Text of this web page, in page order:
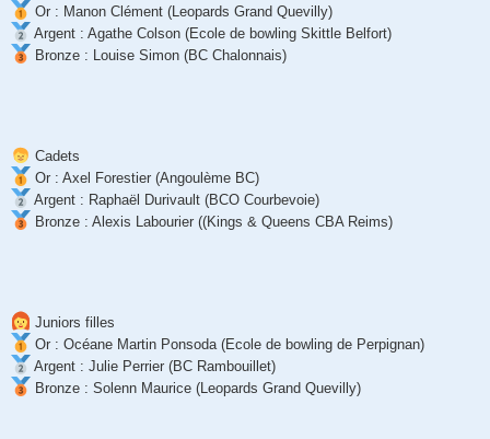
Or : Manon Clément (Leopards Grand Quevilly)
Argent : Agathe Colson (Ecole de bowling Skittle Belfort)
Bronze : Louise Simon (BC Chalonnais)
Cadets
Or : Axel Forestier (Angoulème BC)
Argent : Raphaël Durivault (BCO Courbevoie)
Bronze : Alexis Labourier ((Kings & Queens CBA Reims)
Juniors filles
Or : Océane Martin Ponsoda (Ecole de bowling de Perpignan)
Argent : Julie Perrier (BC Rambouillet)
Bronze : Solenn Maurice (Leopards Grand Quevilly)